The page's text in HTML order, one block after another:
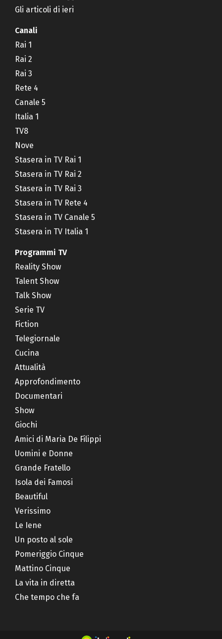
Gli articoli di ieri
Canali
Rai 1
Rai 2
Rai 3
Rete 4
Canale 5
Italia 1
TV8
Nove
Stasera in TV Rai 1
Stasera in TV Rai 2
Stasera in TV Rai 3
Stasera in TV Rete 4
Stasera in TV Canale 5
Stasera in TV Italia 1
Programmi TV
Reality Show
Talent Show
Talk Show
Serie TV
Fiction
Telegiornale
Cucina
Attualità
Approfondimento
Documentari
Show
Giochi
Amici di Maria De Filippi
Uomini e Donne
Grande Fratello
Isola dei Famosi
Beautiful
Verissimo
Le Iene
Un posto al sole
Pomeriggio Cinque
Mattino Cinque
La vita in diretta
Che tempo che fa